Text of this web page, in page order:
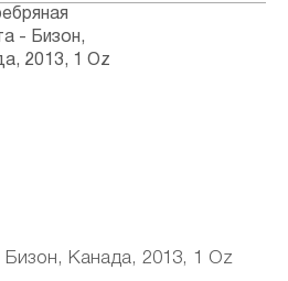
Канада, 2013, 1 Oz